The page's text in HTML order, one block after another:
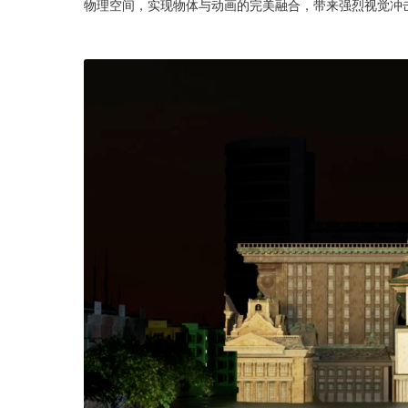
物理空间，实现物体与动画的完美融合，带来强烈视觉冲